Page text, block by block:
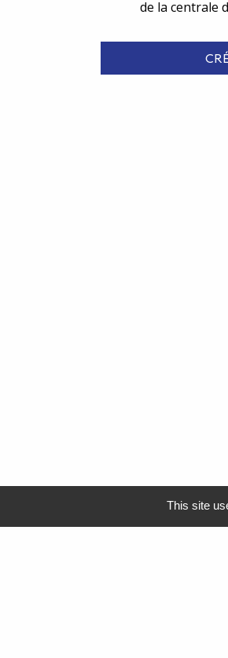
de la centrale
This site